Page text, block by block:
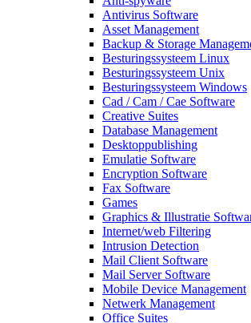
Antivirus Software
Asset Management
Backup & Storage
Besturingssysteem Linux
Besturingssysteem Unix
Besturingssysteem Windows
Cad / Cam / Cae Software
Creative Suites
Database Management
Desktoppublishing
Emulatie Software
Encryption Software
Fax Software
Games
Graphics & Illustratie
Internet/web Filtering
Intrusion Detection
Mail Client Software
Mail Server Software
Mobile Device Management
Netwerk Management
Office Suites